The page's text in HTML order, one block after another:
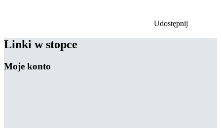
Udostępnij
Linki w stopce
Moje konto